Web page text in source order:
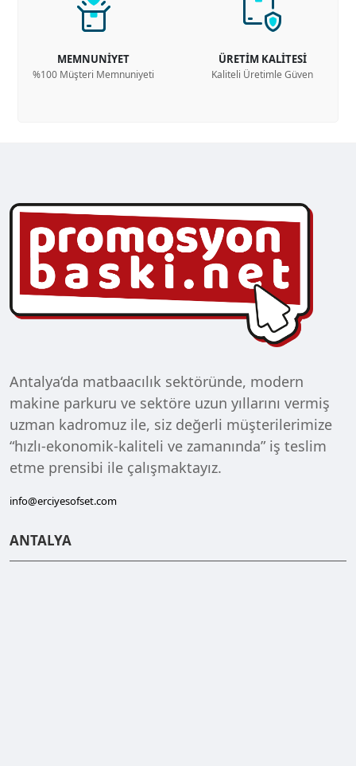
MEMNUNİYET
%100 Müşteri Memnuniyeti
ÜRETİM KALİTESİ
Kaliteli Üretimle Güven
Antalya‘da matbaacılık sektöründe, modern
makine parkuru ve sektöre uzun yıllarını vermiş
uzman kadromuz ile, siz değerli müşterilerimize
“hızlı-ekonomik-kaliteli ve zamanında” iş teslim
etme prensibi ile çalışmaktayız.
info@erciyesofset.com
ANTALYA